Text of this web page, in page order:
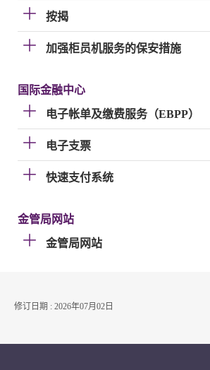
按揭
加强柜员机服务的保安措施
国际金融中心
电子帐单及缴费服务（EBPP）
电子支票
快速支付系统
金管局网站
金管局网站
修订日期 : 2026年07月02日